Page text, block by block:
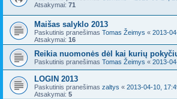
Atsakymai: 71
Maišas salyklo 2013
Paskutinis pranešimas Tomas Žeimys « 2013-
Atsakymai: 16
Reikia nuomonės dėl kai kurių
Paskutinis pranešimas Tomas Žeimys « 2013-
LOGIN 2013
Paskutinis pranešimas zaltys « 2013-04-10,
Atsakymai: 5